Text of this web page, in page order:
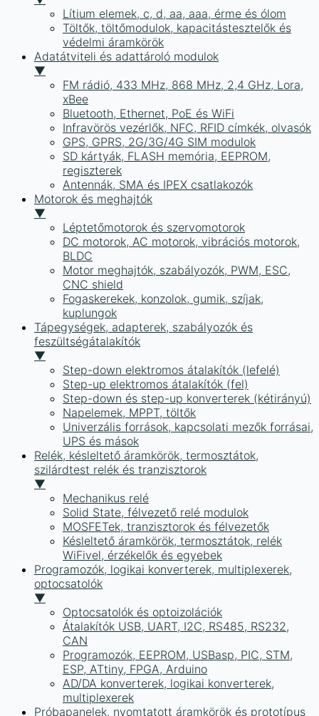
Lítium elemek, c, d, aa, aaa, érme és ólom
Töltők, töltőmodulok, kapacitástesztelők és
védelmi áramkörök
Adatátviteli és adattároló modulok
▼
FM rádió, 433 MHz, 868 MHz, 2,4 GHz, Lora,
xBee
Bluetooth, Ethernet, PoE és WiFi
Infravörös vezérlők, NFC, RFID címkék, olvasók
GPS, GPRS, 2G/3G/4G SIM modulok
SD kártyák, FLASH memória, EEPROM,
regiszterek
Antennák, SMA és IPEX csatlakozók
Motorok és meghajtók
▼
Léptetőmotorok és szervomotorok
DC motorok, AC motorok, vibrációs motorok,
BLDC
Motor meghajtók, szabályozók, PWM, ESC,
CNC shield
Fogaskerekek, konzolok, gumik, szíjak,
kuplungok
Tápegységek, adapterek, szabályozók és
feszültségátalakítók
▼
Step-down elektromos átalakítók (lefelé)
Step-up elektromos átalakítók (fel)
Step-down és step-up konverterek (kétirányú)
Napelemek, MPPT, töltők
Univerzális források, kapcsolati mezők forrásai,
UPS és mások
Relék, késleltető áramkörök, termosztátok,
szilárdtest relék és tranzisztorok
▼
Mechanikus relé
Solid State, félvezető relé modulok
MOSFETek, tranzisztorok és félvezetők
Késleltető áramkörök, termosztátok, relék
WiFivel, érzékelők és egyebek
Programozók, logikai konverterek, multiplexerek,
optocsatolók
▼
Optocsatolók és optoizolációk
Átalakítók USB, UART, I2C, RS485, RS232,
CAN
Programozók, EEPROM, USBasp, PIC, STM,
ESP, ATtiny, FPGA, Arduino
AD/DA konverterek, logikai konverterek,
multiplexerek
Próbapanelek, nyomtatott áramkörök és prototípus